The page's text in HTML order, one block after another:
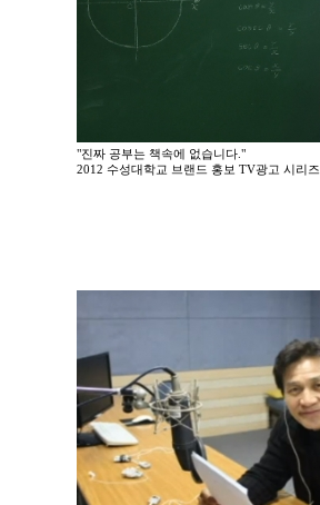
"진짜 공부는 책속에 없습니다."
2012 수성대학교 브랜드 홍보 TV광고 시리즈